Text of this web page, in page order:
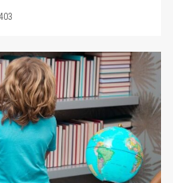
403